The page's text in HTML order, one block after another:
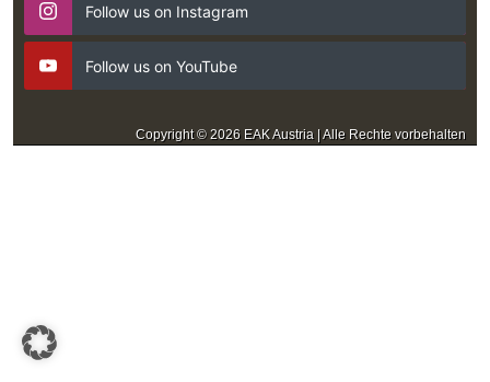
Follow us on Instagram
Follow us on YouTube
Copyright © 2026 EAK Austria | Alle Rechte vorbehalten